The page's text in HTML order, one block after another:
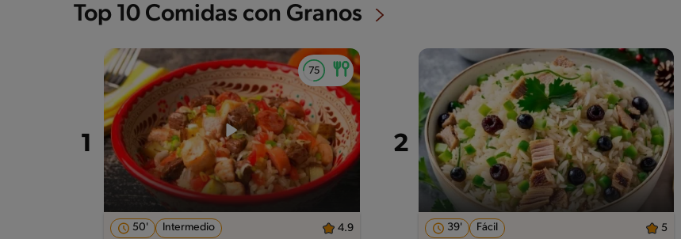
Top 10 Comidas con Granos
50' Intermedio 4.9 39' Fácil 5